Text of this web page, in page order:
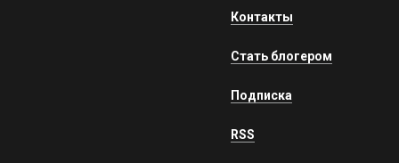
Контакты
Стать блогером
Подписка
RSS